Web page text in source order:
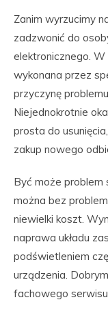
Zanim wyrzucimy
zadzwonić do
elektronicznego.
wykonana przez
przyczynę
Niejednokrotnie
prosta do
zakup nowego
Być może problem
można bez
niewielki koszt.
naprawa układu
podświetleniem
urządzenia.
fachowego